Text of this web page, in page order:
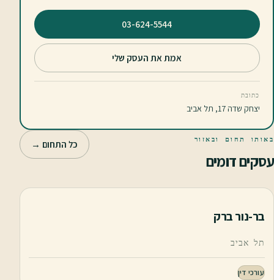
⁦03-624-5544⁩
אמת את העסק שלי
כתובת
יצחק שדה 17, תל אביב
באותו תחום ובאזור
עסקים דומים
כל התחום →
בר-נור ברק
תל אביב
עורכי דין